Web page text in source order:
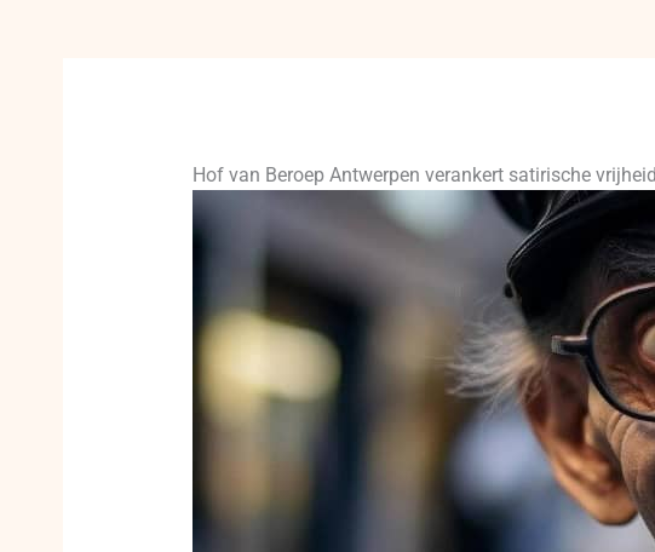
Hof van Beroep Antwerpen verankert satirische